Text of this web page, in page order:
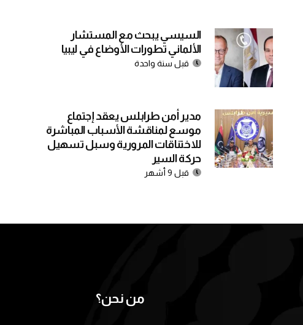
السيسي يبحث مع المستشار
الألماني تطورات الأوضاع في ليبيا
قبل سنة واحدة
مدير أمن طرابلس يعقد إجتماع
موسع لمناقشة الأسباب المباشرة
للاختناقات المرورية وسبل تسهيل
حركة السير
قبل 9 أشهر
من نحن؟